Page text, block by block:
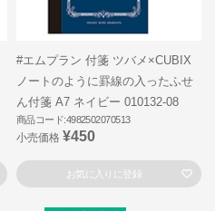
#エムプラン 付箋 ツバメ×CUBIX
ノートのように罫線の入ったふせ
ん付箋 A7 ネイビー 010132-08
商品コード:4982502070513
小売価格 ¥450
お気に入りに登録